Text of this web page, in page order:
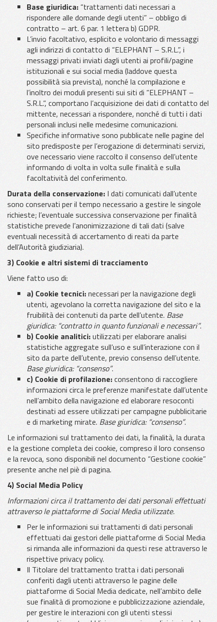
Base giuridica: “trattamenti dati necessari a
rispondere alle domande degli utenti” – obbligo di
contratto – art. 6 par. 1 lettera b) GDPR.
L’invio facoltativo, esplicito e volontario di messaggi
agli indirizzi di contatto di “ELEPHANT – S.R.L.”, i
messaggi privati inviati dagli utenti ai profili/pagine
istituzionali e sui social media (laddove questa
possibilità sia prevista), nonché la compilazione e
l’inoltro dei moduli presenti sui siti di “ELEPHANT –
S.R.L.”, comportano l’acquisizione dei dati di contatto del
mittente, necessari a rispondere, nonché di tutti i dati
personali inclusi nelle medesime comunicazioni.
Specifiche informative sono pubblicate nelle pagine del
sito predisposte per l’erogazione di determinati servizi,
ove necessario viene raccolto il consenso dell’utente
informando di volta in volta sulle finalità e sulla
facoltatività del conferimento.
Durata della conservazione: I dati comunicati dall’utente
sono conservati per il tempo necessario a gestire le singole
richieste; l’eventuale successiva conservazione per finalità
statistiche prevede l’anonimizzazione di tali dati (salve
eventuali necessità di accertamento di reati da parte
dell’Autorità giudiziaria).
3) Cookie e altri sistemi di tracciamento
Viene fatto uso di:
a) Cookie tecnici:necessari per la navigazione degli
utenti, agevolano la corretta navigazione del sito e la
fruibilità dei contenuti da parte dell’utente. Base
giuridica: “contratto in quanto funzionali e necessari”.
b) Cookie analitici:utilizzati per elaborare analisi
statistiche aggregate sull’uso e sull’interazione con il
sito da parte dell’utente, previo consenso dell’utente.
Base giuridica: “consenso”.
c) Cookie di profilazione:consentono di raccogliere
informazioni circa le preferenze manifestate dall’utente
nell’ambito della navigazione ed elaborare resoconti
destinati ad essere utilizzati per campagne pubblicitarie
e di marketing mirate. Base giuridica: “consenso”.
Le informazioni sul trattamento dei dati, la finalità, la durata
e la gestione completa dei cookie, compreso il loro consenso
e la revoca, sono disponibili nel documento “Gestione cookie”
presente anche nel piè di pagina.
4) Social Media Policy
Informazioni circa il trattamento dei dati personali effettuati
attraverso le piattaforme di Social Media utilizzate.
Per le informazioni sui trattamenti di dati personali
effettuati dai gestori delle piattaforme di Social Media
si rimanda alle informazioni da questi rese attraverso le
rispettive privacy policy.
Il Titolare del trattamento tratta i dati personali
conferiti dagli utenti attraverso le pagine delle
piattaforme di Social Media dedicate, nell’ambito delle
sue finalità di promozione e pubblicizzazione aziendale,
per gestire le interazioni con gli utenti stessi